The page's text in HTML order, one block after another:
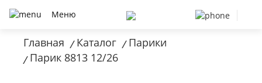
Меню
Главная / Каталог / Парики
/ Парик 8813 12/26